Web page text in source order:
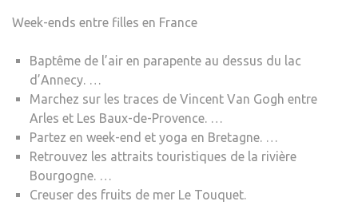
Week-ends entre filles en France
Baptême de l’air en parapente au dessus du lac
d’Annecy. …
Marchez sur les traces de Vincent Van Gogh entre
Arles et Les Baux-de-Provence. …
Partez en week-end et yoga en Bretagne. …
Retrouvez les attraits touristiques de la rivière
Bourgogne. …
Creuser des fruits de mer Le Touquet.